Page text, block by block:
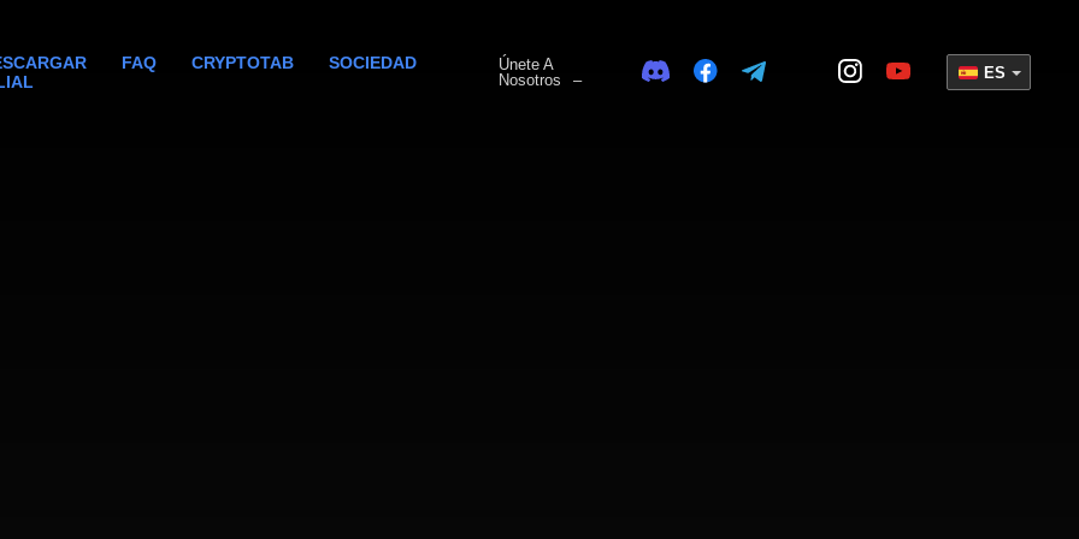
FAQ CRYPTOTAB
SOCIEDAD
Únete A
Nosotros
– ES